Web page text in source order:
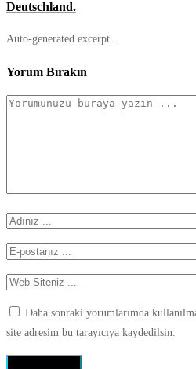
Deutschland.
Auto-generated excerpt ..
Yorum Bırakın
Daha sonraki yorumlarımda
site adresim bu tarayıcıya kaydedilsin.